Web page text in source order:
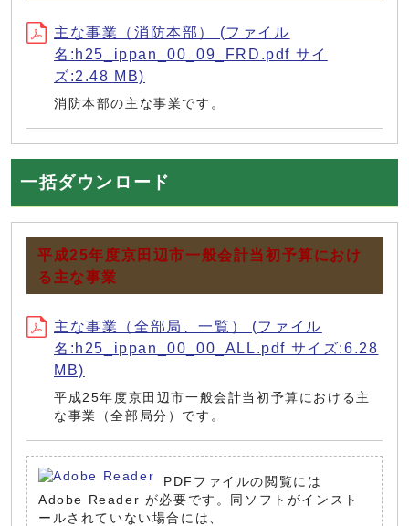
主な事業（消防本部） (ファイル
名:h25_ippan_00_09_FRD.pdf サイ
ズ:2.48 MB)
消防本部の主な事業です。
一括ダウンロード
平成25年度京田辺市一般会計当初予算におけ
る主な事業
主な事業（全部局、一覧） (ファイル
名:h25_ippan_00_00_ALL.pdf サイズ:6.28
MB)
平成25年度京田辺市一般会計当初予算における主
な事業（全部局分）です。
PDFファイルの閲覧には
Adobe Reader が必要です。同ソフトがインスト
ールされていない場合には、